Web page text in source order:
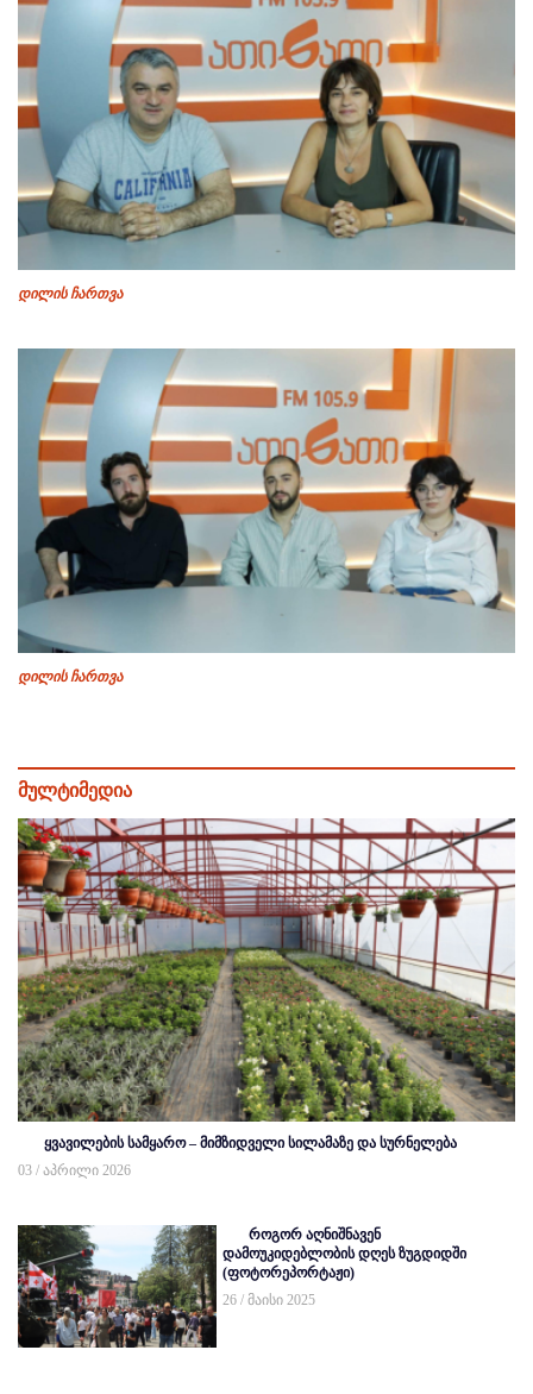
დილის ჩართვა
დილის ჩართვა
მულტიმედია
ყვავილების სამყარო – მიმზიდველი სილამაზე და სურნელება
03 / აპრილი 2026
როგორ აღნიშნავენ
დამოუკიდებლობის დღეს ზუგდიდში
(ფოტორეპორტაჟი)
26 / მაისი 2025